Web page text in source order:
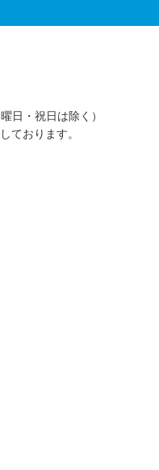
日・祝日は除く）
ております。